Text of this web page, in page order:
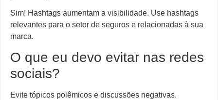
Sim! Hashtags aumentam a visibilidade. Use hashtags
relevantes para o setor de seguros e relacionadas à sua
marca.
O que eu devo evitar nas redes
sociais?
Evite tópicos polêmicos e discussões negativas.